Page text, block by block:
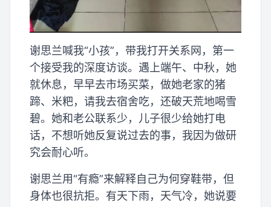
谢思兰喊我“小孩”，带我打开关系网，第一
个接受我的深度访谈。遇上端午、中秋，她
就休息，早早去市场买菜，做她老家的猪
蹄、米粑，请我去宿舍吃，还破天荒地喝雪
碧。她和老公联系少，儿子很少给她打电
话，不想听她反复说过去的事，我因为做研
究会耐心听。
谢思兰用“有瘾”来解释自己为何穿鞋带，但
身体也很抗拒。有天下雨，天气冷，她说要